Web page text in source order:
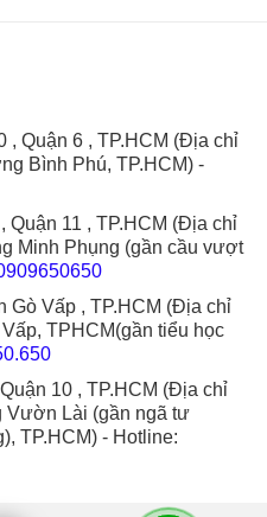
, Quận 6 , TP.HCM (Địa chỉ
Bình Phú, TP.HCM) -
11 , TP.HCM (Địa chỉ
Minh Phụng (gần cầu vượt
Gò Vấp , TP.HCM (Địa chỉ
TPHCM(gần tiểu học
10 , TP.HCM (Địa chỉ
Lài (gần ngã tư
TP.HCM) - Hotline: